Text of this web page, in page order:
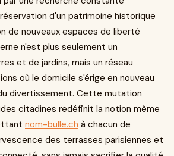
d'un patrimoine historique
de nouveaux espaces de liberté
n'est plus seulement un
et de jardins, mais un réseau
où le domicile s'érige en nouveau
divertissement. Cette mutation
citadines redéfinit la notion même
nom-bulle.ch à chacun de
des terrasses parisiennes et